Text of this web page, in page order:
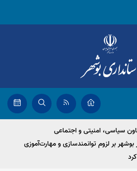
سیاسی، امنیتی و اجتماعی
بر لزوم توانمندسازی و مهارت‌آموزی